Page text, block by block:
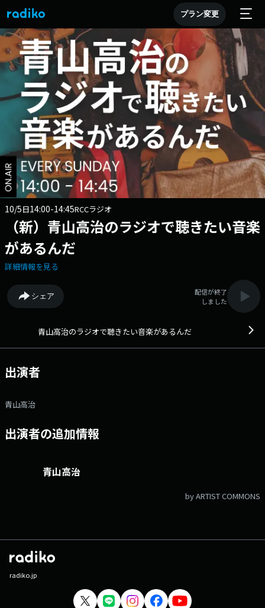
プラン変更
10/5日14:00-14:45RCCラジオ
（新）青山高治のラジオで聴きたい音楽
があるんだ
詳細情報を見る
シェア
配信が終了
しました
青山高治のラジオで聴きたい音楽があるんだ
出演者
青山高治
出演者の追加情報
青山高治
by ARTIST COMMONS
radiko.jp